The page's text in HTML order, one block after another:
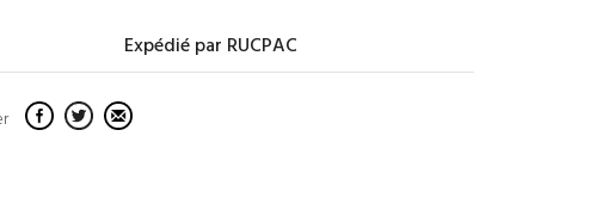
Expédié par RUCPAC